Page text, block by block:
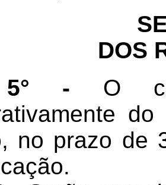
DOS
5° - O
no prazo de